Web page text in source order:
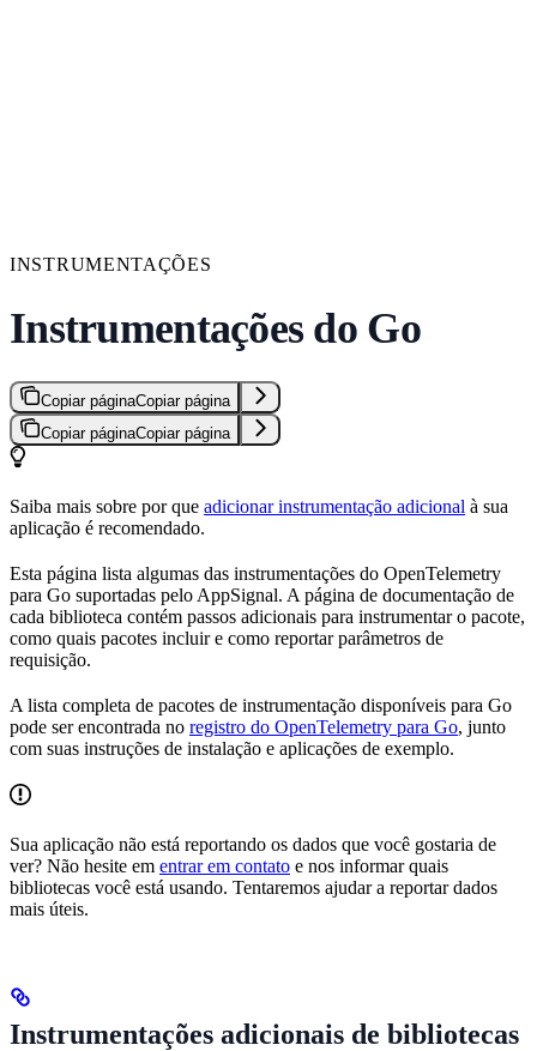
INSTRUMENTAÇÕES
Instrumentações do Go
Copiar páginaCopiar página
Copiar páginaCopiar página
Saiba mais sobre por que adicionar instrumentação adicional à sua
aplicação é recomendado.
Esta página lista algumas das instrumentações do OpenTelemetry
para Go suportadas pelo AppSignal. A página de documentação de
cada biblioteca contém passos adicionais para instrumentar o pacote,
como quais pacotes incluir e como reportar parâmetros de
requisição.
A lista completa de pacotes de instrumentação disponíveis para Go
pode ser encontrada no registro do OpenTelemetry para Go, junto
com suas instruções de instalação e aplicações de exemplo.
Sua aplicação não está reportando os dados que você gostaria de
ver? Não hesite em entrar em contato e nos informar quais
bibliotecas você está usando. Tentaremos ajudar a reportar dados
mais úteis.
Instrumentações adicionais de bibliotecas